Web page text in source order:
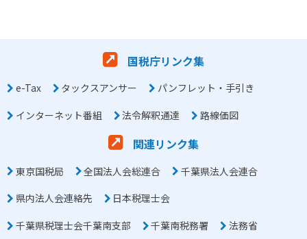
国税庁リンク集
e-Tax タックスアンサー
パンフレット・手引き
インターネット番組
法令解釈通達 路線価図
関連リンク集
東京国税局 全国法人会総連合
千葉県法人会連合
県内法人会連絡先
日本税理士会
千葉県税理士会千葉南支部
千葉南税務署
法務省